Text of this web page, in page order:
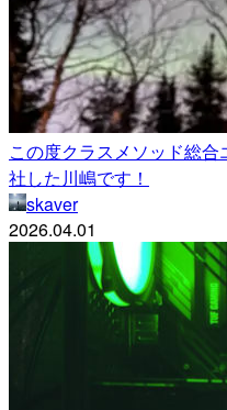
この度クラスメソッド総
社した川嶋です！
skaver
2026.04.01